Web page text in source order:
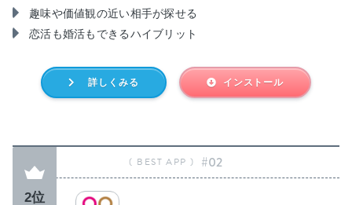
趣味や価値観の近い相手が探せる
恋活も婚活もできるハイブリット
詳しくみる インストール
2位
#02